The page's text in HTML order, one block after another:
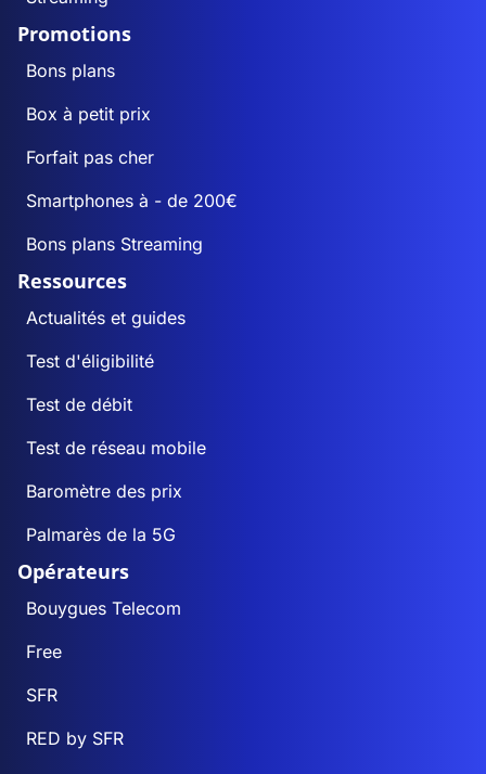
Promotions
Bons plans
Box à petit prix
Forfait pas cher
Smartphones à - de 200€
Bons plans Streaming
Ressources
Actualités et guides
Test d'éligibilité
Test de débit
Test de réseau mobile
Baromètre des prix
Palmarès de la 5G
Opérateurs
Bouygues Telecom
Free
SFR
RED by SFR